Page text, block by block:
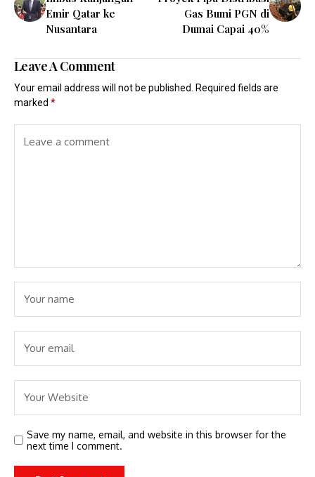
Emir Qatar ke
Nusantara
Gas Bumi PGN di
Dumai Capai 40%
Leave A Comment
Your email address will not be published. Required fields are
marked *
Save my name, email, and website in this browser for the
next time I comment.